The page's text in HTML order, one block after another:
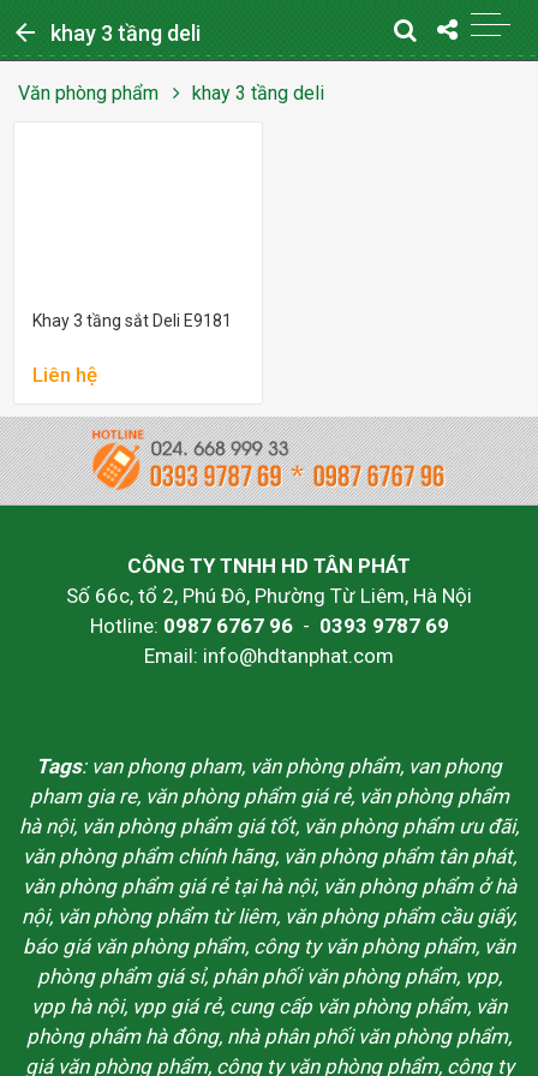
arrow_back khay 3 tầng deli
Văn phòng phẩm khay 3 tầng deli
Khay 3 tầng sắt Deli E9181
Liên hệ
CÔNG TY TNHH HD TÂN PHÁT
Số 66c, tổ 2, Phú Đô, Phường Từ Liêm, Hà Nội
Hotline: 0987 6767 96 - 0393 9787 69
Email: info@hdtanphat.com
Tags: van phong pham, văn phòng phẩm, van phong
pham gia re, văn phòng phẩm giá rẻ, văn phòng phẩm
hà nội, văn phòng phẩm giá tốt, văn phòng phẩm ưu đãi,
văn phòng phẩm chính hãng, văn phòng phẩm tân phát,
văn phòng phẩm giá rẻ tại hà nội, văn phòng phẩm ở hà
nội, văn phòng phẩm từ liêm, văn phòng phẩm cầu giấy,
báo giá văn phòng phẩm, công ty văn phòng phẩm, văn
phòng phẩm giá sỉ, phân phối văn phòng phẩm, vpp,
vpp hà nội, vpp giá rẻ, cung cấp văn phòng phẩm, văn
phòng phẩm hà đông, nhà phân phối văn phòng phẩm,
giá văn phòng phẩm, công ty văn phòng phẩm, công ty